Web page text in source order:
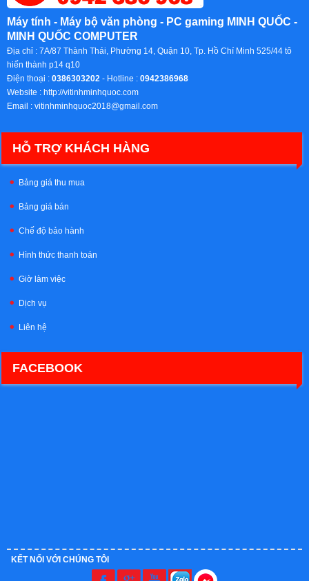
Máy tính - Máy bộ văn phòng - PC gaming MINH QUỐC -
MINH QUỐC COMPUTER
Địa chỉ : 7A/87 Thành Thái, Phường 14, Quận 10, Tp. Hồ Chí Minh 525/44 tô
hiến thành p14 q10
Điện thoại : 0386303202 - Hotline : 0942386968
Website : http://vitinhminhquoc.com
Email : vitinhminhquoc2018@gmail.com
HỖ TRỢ KHÁCH HÀNG
Bảng giá thu mua
Bảng giá bán
Chế độ bảo hành
Hình thức thanh toán
Giờ làm việc
Dịch vụ
Liên hệ
FACEBOOK
KẾT NỐI VỚI CHÚNG TÔI